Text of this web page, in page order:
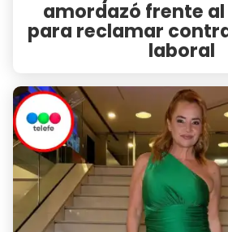
amordazó frente
para reclamar
laboral